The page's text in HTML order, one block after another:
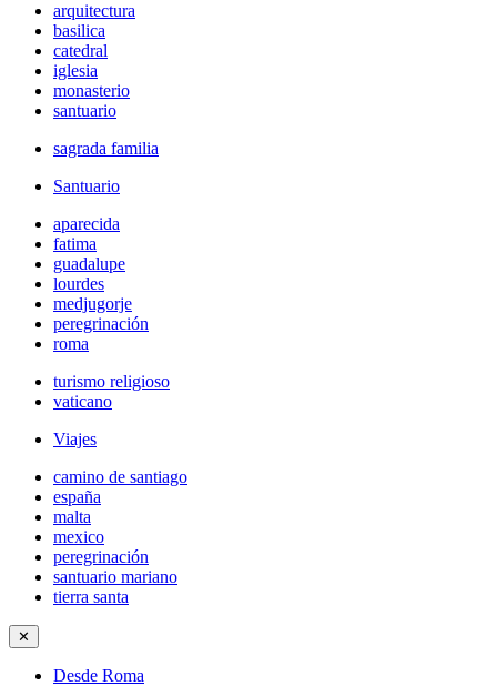
arquitectura
basilica
catedral
iglesia
monasterio
santuario
sagrada familia
Santuario
aparecida
fatima
guadalupe
lourdes
medjugorje
peregrinación
roma
turismo religioso
vaticano
Viajes
camino de santiago
españa
malta
mexico
peregrinación
santuario mariano
tierra santa
✕
Desde Roma